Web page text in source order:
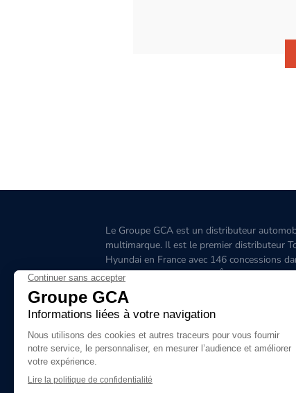
Le Groupe GCA est un distributeur
multimarque. Il est le premier distributeur
Hyundai en France avec 146 concessions
Grand-Ouest, l’Aquitaine, l'Île-de-France,
Ouest, le Sud-Est, la Corse et 6
Belgique. C'est le premier distributeur de
hybrides en France. Le site
permet de trouver facilement votre
d'occasion. Le réseau Groupe GCA c'est
service après-vente de qualité, prenez
ligne.
Le Groupe GCA recrute, lancez-vous dans